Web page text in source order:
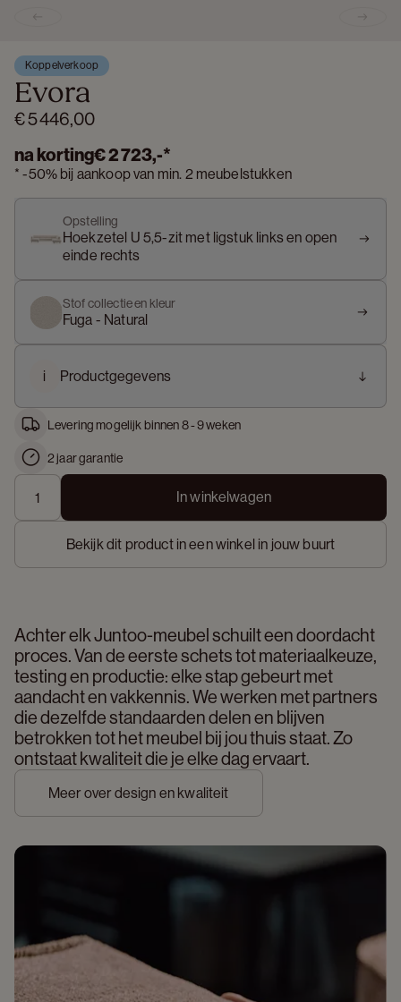
Koppelverkoop
Evora
€ 5 446,00
na korting€ 2 723,-*
*-50% bij aankoop van min. 2 meubelstukken
Opstelling
Hoekzetel U 5,5-zit met ligstuk links en open
einde rechts
Stof collectie en kleur
Fuga - Natural
i Productgegevens
Levering mogelijk binnen 8 - 9 weken
2 jaar garantie
In winkelwagen
Bekijk dit product in een winkel in jouw buurt
Achter elk Juntoo-meubel schuilt een doordacht
proces. Van de eerste schets tot materiaalkeuze,
testing en productie: elke stap gebeurt met
aandacht en vakkennis. We werken met partners
die dezelfde standaarden delen en blijven
betrokken tot het meubel bij jou thuis staat. Zo
ontstaat kwaliteit die je elke dag ervaart.
Meer over design en kwaliteit